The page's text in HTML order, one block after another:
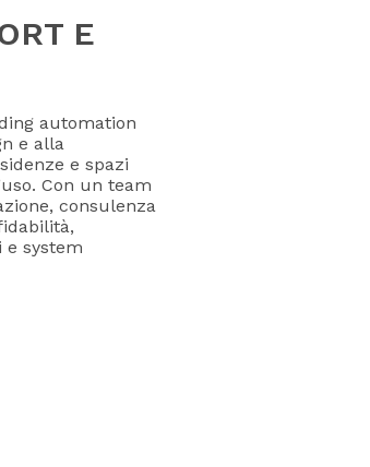
E
automation
e alla
e spazi
Con un team
consulenza
system